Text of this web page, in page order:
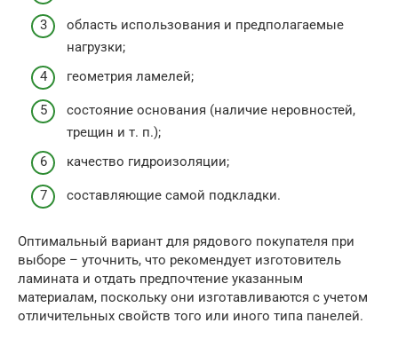
область использования и предполагаемые
нагрузки;
геометрия ламелей;
состояние основания (наличие неровностей,
трещин и т. п.);
качество гидроизоляции;
составляющие самой подкладки.
Оптимальный вариант для рядового покупателя при
выборе – уточнить, что рекомендует изготовитель
ламината и отдать предпочтение указанным
материалам, поскольку они изготавливаются с учетом
отличительных свойств того или иного типа панелей.